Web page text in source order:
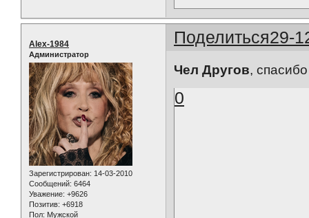
Поделиться29-
Alex-1984
Администратор
Зарегистрирован: 14-03-2010
Сообщений: 6464
Уважение: +9626
Позитив: +6918
Пол: Мужской
Чел Другов,
0